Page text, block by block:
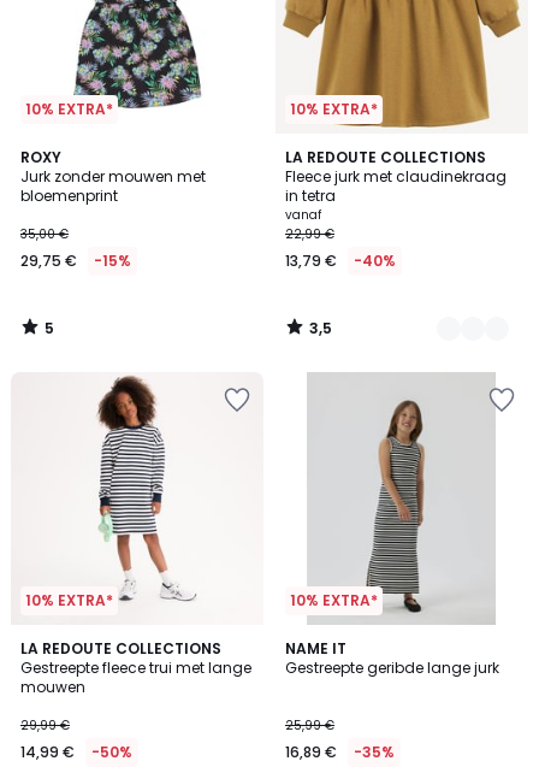
10% EXTRA*
ROXY
Jurk zonder mouwen met
bloemenprint
35,00 €
29,75 € -15%
5
/
5
5
/
10% EXTRA*
LA REDOUTE COLLECTIONS
Fleece jurk met claudinekraag
in tetra
vanaf
22,99 €
13,79 € -40%
3,5
/ 5
2
Kleuren
3,5
/
10% EXTRA*
LA REDOUTE COLLECTIONS
Gestreepte fleece trui met lange
mouwen
29,99 €
14,99 € -50%
5
/
5
10% EXTRA*
NAME IT
Gestreepte geribde lange jurk
25,99 €
16,89 € -35%